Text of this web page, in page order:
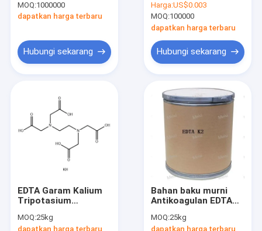
makanan kelas
plastik tabung
ganda
MOQ:1000000
dapatkan harga terbaru
Hubungi sekarang
Untuk Tabung
Pengumpulan Darah
Tutup berbentuk
silang
Harga:US$0.003
MOQ:100000
dapatkan harga terbaru
Hubungi sekarang
EDTA Garam Kalium
Tripotasium
K3 65501-24-8
MOQ:25kg
dapatkan harga terbaru
Bahan baku murni
Antikoagulan EDTA
MOQ:25kg
dapatkan harga terbaru